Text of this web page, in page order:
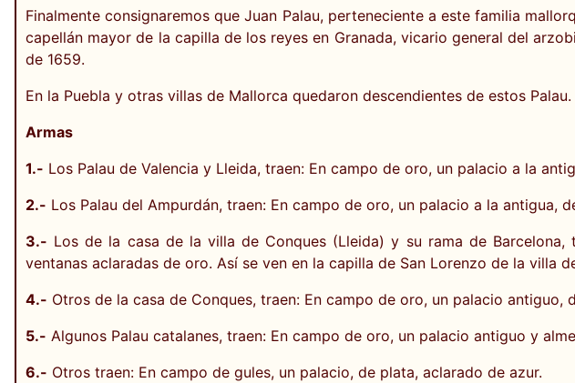
Finalmente consignaremos que Juan Palau, perteneciente a este familia
capellán mayor de la capilla de los reyes en Granada, vicario general del
de 1659.
En la Puebla y otras villas de Mallorca quedaron descendientes de estos Palau.
Armas
1.- Los Palau de Valencia y Lleida, traen: En campo de oro, un palacio a la
2.- Los Palau del Ampurdán, traen: En campo de oro, un palacio a la antigua,
3.- Los de la casa de la villa de Conques (Lleida) y su rama de
ventanas aclaradas de oro. Así se ven en la capilla de San Lorenzo de la villa
4.- Otros de la casa de Conques, traen: En campo de oro, un palacio
5.- Algunos Palau catalanes, traen: En campo de oro, un palacio antiguo y
6.- Otros traen: En campo de gules, un palacio, de plata, aclarado de azur.